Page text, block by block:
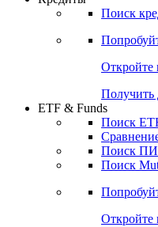
Откройте
Получить
Поиск
Откройте
Получить
ETF & Funds
Поиск